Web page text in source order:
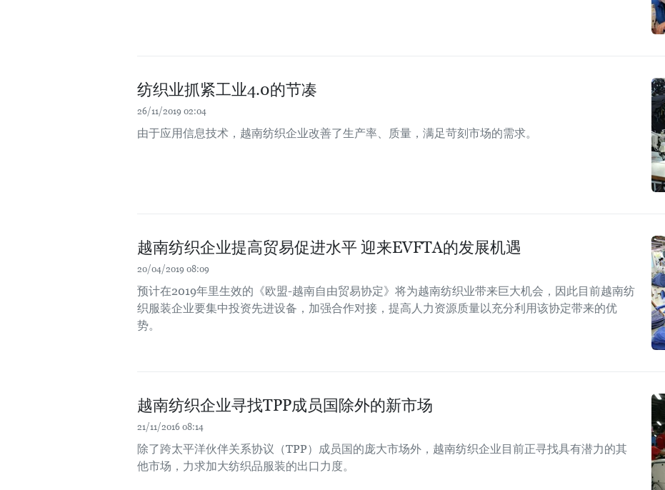
纺织业抓紧工业4.0的节凑
26/11/2019 02:04
由于应用信息技术，越南纺织企业改善了生产率、质量，满足苛刻市场的需求。
越南纺织企业提高贸易促进水平 迎来EVFTA的发展机遇
20/04/2019 08:09
预计在2019年里生效的《欧盟-越南自由贸易协定》将为越南纺织业带来巨大机会，因此目前越南纺
织服装企业要集中投资先进设备，加强合作对接，提高人力资源质量以充分利用该协定带来的优
势。
越南纺织企业寻找TPP成员国除外的新市场
21/11/2016 08:14
除了跨太平洋伙伴关系协议（TPP）成员国的庞大市场外，越南纺织企业目前正寻找具有潜力的其
他市场，力求加大纺织品服装的出口力度。